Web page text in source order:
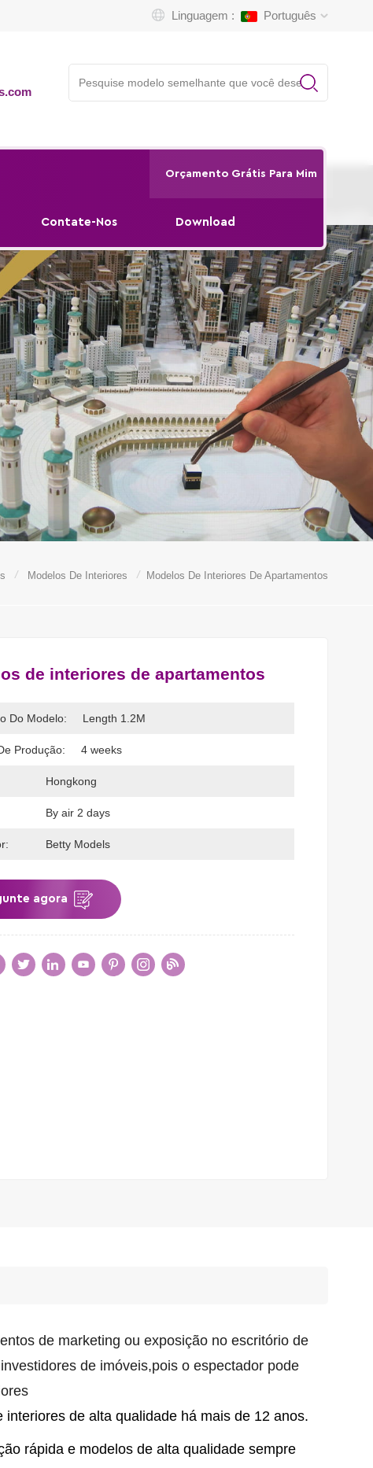
Linguagem : Português
Orçamento Grátis Para Mim
Contate-Nos Download
/ Modelos De Interiores / Modelos De Interiores De Apartamentos
de interiores de apartamentos
Do Modelo: Length 1.2M
Produção: 4 weeks
Hongkong
By air 2 days
Betty Models
agora
de marketing ou exposição no escritório de
de imóveis,pois o espectador pode
de alta qualidade há mais de 12 anos.
rápida e modelos de alta qualidade sempre